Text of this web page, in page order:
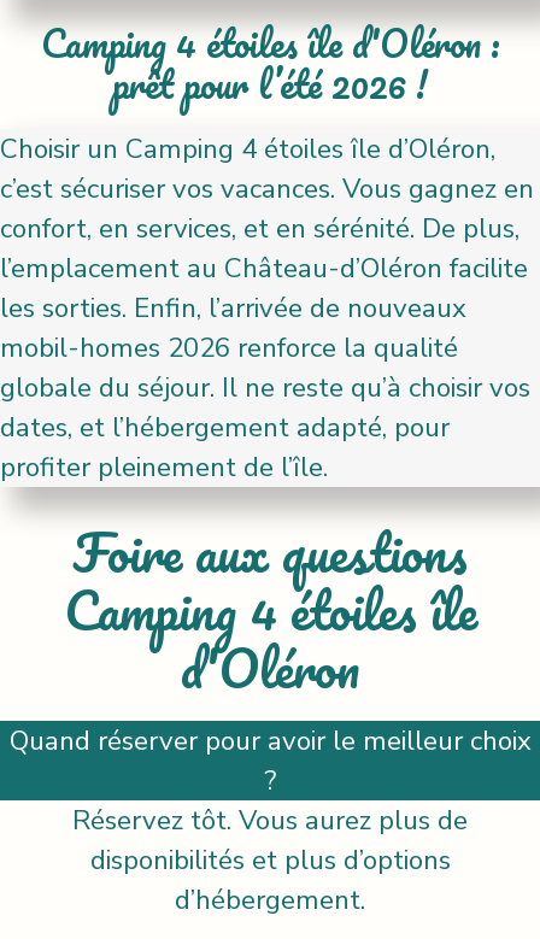
Camping 4 étoiles île d'Oléron :
prêt pour l’été 2026 !
Choisir un Camping 4 étoiles île d’Oléron,
c’est sécuriser vos vacances. Vous gagnez en
confort, en services, et en sérénité. De plus,
l’emplacement au Château-d’Oléron facilite
les sorties. Enfin, l’arrivée de nouveaux
mobil-homes 2026 renforce la qualité
globale du séjour. Il ne reste qu’à choisir vos
dates, et l’hébergement adapté, pour
profiter pleinement de l’île.
Foire aux questions
Camping 4 étoiles île
d'Oléron
Quand réserver pour avoir le meilleur choix
?
Réservez tôt. Vous aurez plus de
disponibilités et plus d’options
d’hébergement.